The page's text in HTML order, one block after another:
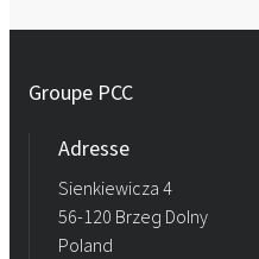
Groupe PCC
Adresse
Sienkiewicza 4
56-120 Brzeg Dolny
Poland